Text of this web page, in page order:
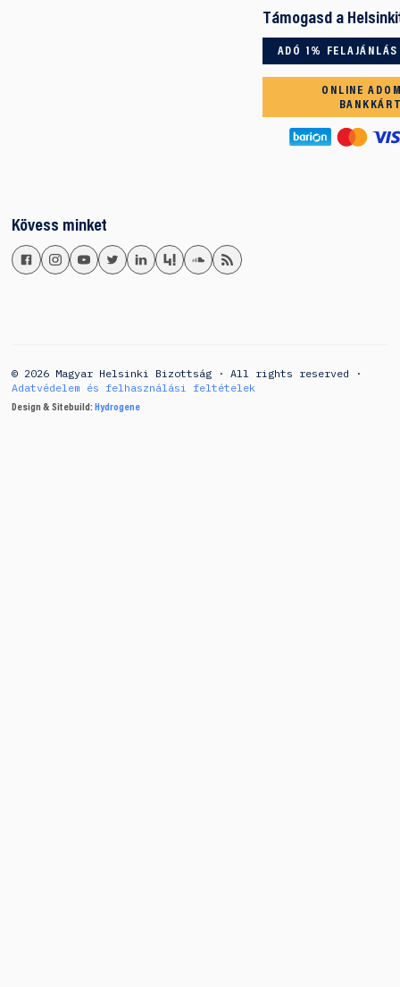
Támogasd a
ADÓ 1% FELAJÁNLÁS
ONLINE
Kövess minket
© 2026 Magyar Helsinki Bizottság · All rights reserved ·
Adatvédelem és felhasználási feltételek
Design & Sitebuild: Hydrogene